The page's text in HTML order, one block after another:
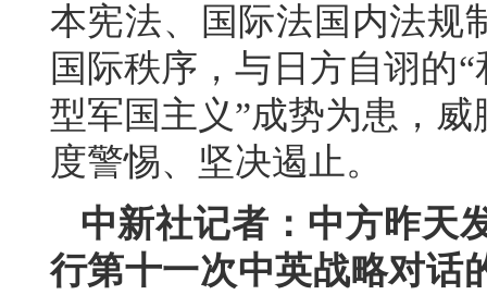
本宪法、国际法国内法规
国际秩序，与日方自诩的
型军国主义”成势为患，
度警惕、坚决遏止。
中新社记者：中方昨天
行第十一次中英战略对话